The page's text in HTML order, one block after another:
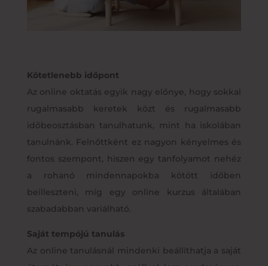
Kötetlenebb időpont
Az online oktatás egyik nagy előnye, hogy sokkal
rugalmasabb keretek közt és rugalmasabb
időbeosztásban tanulhatunk, mint ha iskolában
tanulnánk. Felnőttként ez nagyon kényelmes és
fontos szempont, hiszen egy tanfolyamot nehéz
a rohanó mindennapokba kötött időben
beilleszteni, míg egy online kurzus általában
szabadabban variálható.
Saját tempójú tanulás
Az online tanulásnál mindenki beállíthatja a saját